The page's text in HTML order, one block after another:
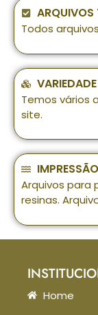
ARQUIVOS
Todos
Temos vários
site.
Arquivos para
resinas.
Home